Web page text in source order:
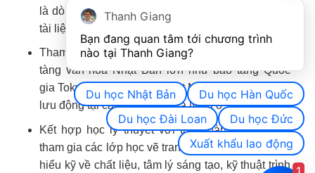
là dòng tranh gần gũi, dễ tiếp cận nhất, với nhiều
tài liệu phong phú và hình ảnh rõ ràng.
Tham dự các buổi triển lãm tranh Nhật tại bảo
tàng văn hóa Nhật Bản lớn như bảo tàng Quốc
gia Tokyo, Bảo tàng Mỹ thuật MOA, hoặc triển lãm
lưu động tại các viện văn hóa Nhật ở nước ngoài.
Kết hợp học lý thuyết với thực hành – nên thử
tham gia các lớp học vẽ tranh Sumi-e, Nihonga để
hiểu kỹ về chất liệu, tâm lý sáng tạo, kỹ thuật trình
Thanh Giang
Bạn đang quan tâm tới chương trình
nào tại Thanh Giang?
Du học Nhật Bản
Du học Hàn Quốc
Du học Đài Loan
Du học Đức
Xuất khẩu lao động